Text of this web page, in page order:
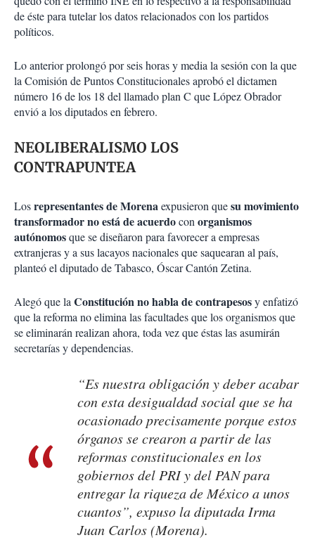
de éste para tutelar los datos relacionados con los partidos
políticos.
Lo anterior prolongó por seis horas y media la sesión con la que
la Comisión de Puntos Constitucionales aprobó el dictamen
número 16 de los 18 del llamado plan C que López Obrador
envió a los diputados en febrero.
NEOLIBERALISMO LOS
CONTRAPUNTEA
Losrepresentantes de Morenaexpusieron quesu movimiento
transformador no está de acuerdoconorganismos
autónomosque se diseñaron para favorecer a empresas
extranjeras y a sus lacayos nacionales que saquearan al país,
planteó el diputado de Tabasco, Óscar Cantón Zetina.
Alegó que laConstitución no habla de contrapesosy enfatizó
que la reforma no elimina las facultades que los organismos que
se eliminarán realizan ahora, toda vez que éstas las asumirán
secretarías y dependencias.
“Es nuestra obligación y deber acabar
con esta desigualdad social que se ha
ocasionado precisamente porque estos
órganos se crearon a partir de las
reformas constitucionales en los
gobiernos del PRI y del PAN para
entregar la riqueza de México a unos
cuantos”, expuso la diputada Irma
Juan Carlos (Morena).